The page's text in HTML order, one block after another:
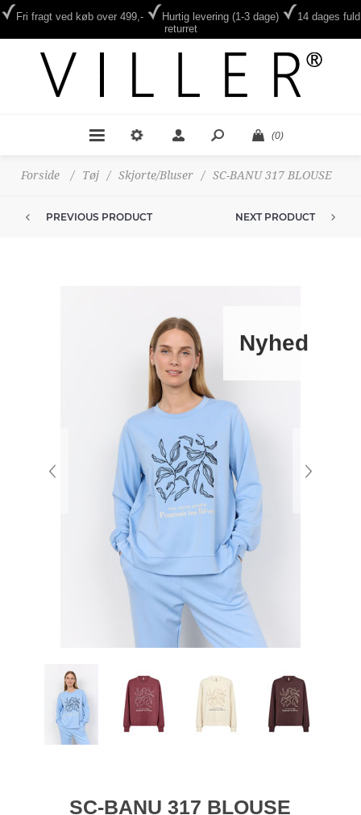
Fri fragt ved køb over 499,- Hurtig levering (1-3 dage)
14 dages fuld
returret
(0)
Forside / Tøj / Skjorte/Bluser / SC-BANU 317 BLOUSE
PREVIOUS PRODUCT NEXT PRODUCT
Nyhed
SC-BANU 317 BLOUSE